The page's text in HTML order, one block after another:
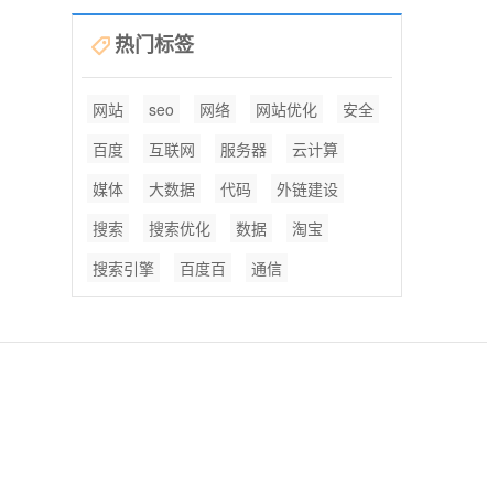
热门标签
网站 seo 网络 网站优化
安全
百度
互联网 服务器
云计算
媒体
大数据 代码
外链建设
搜索
搜索优化 数据
淘宝
搜索引擎
百度百 通信